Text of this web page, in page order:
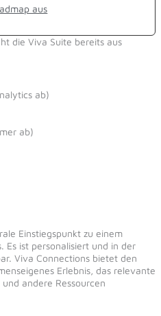
aus
die Viva Suite bereits aus
ab)
ab)
Einstiegspunkt zu einem
Es ist personalisiert und in der
Viva Connections bietet den
Erlebnis, das relevante
andere Ressourcen